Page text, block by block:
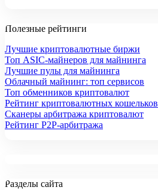
Полезные рейтинги
Лучшие криптовалютные биржи
Топ ASIC-майнеров для майнинга
Лучшие пулы для майнинга
Облачный майнинг: топ сервисов
Топ обменников криптовалют
Рейтинг криптовалютных кошельков
Сканеры арбитража криптовалют
Рейтинг P2P-арбитража
Разделы сайта